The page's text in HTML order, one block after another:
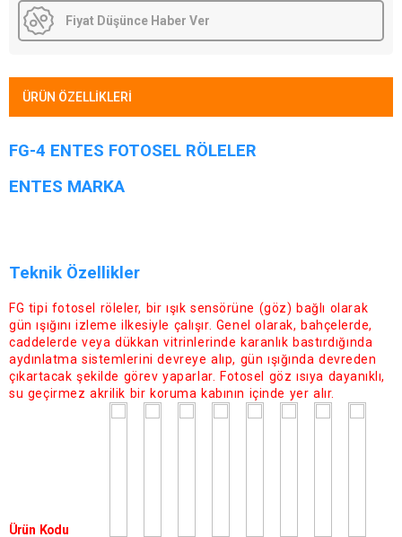
Fiyat Düşünce Haber Ver
ÜRÜN ÖZELLIKLERI
FG-4 ENTES FOTOSEL RÖLELER
ENTES MARKA
Teknik Özellikler
FG tipi fotosel röleler, bir ışık sensörüne (göz) bağlı olarak
gün ışığını izleme ilkesiyle çalışır. Genel olarak, bahçelerde,
caddelerde veya dükkan vitrinlerinde karanlık bastırdığında
aydınlatma sistemlerini devreye alıp, gün ışığında devreden
çıkartacak şekilde görev yaparlar. Fotosel göz ısıya dayanıklı,
su geçirmez akrilik bir koruma kabının içinde yer alır.
Ürün Kodu